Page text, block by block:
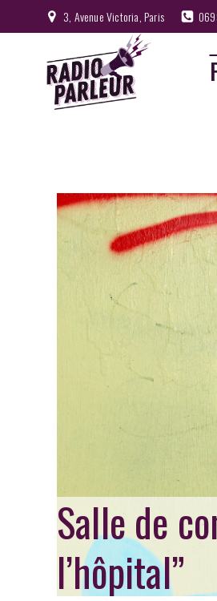
3, Avenue Victoria, Paris
Salle de
l’hôpital”